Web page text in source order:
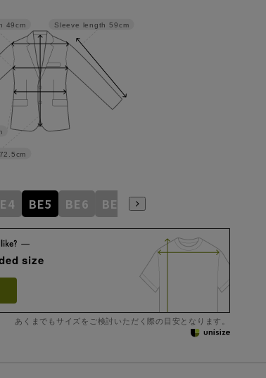
Sleeve length 59cm
72.5cm
49cm
BE5 BE6 BE7 BE8
size
あくまでもサイズをご検討いただく際の目安となります。